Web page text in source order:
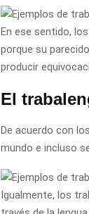
En ese sentido,
porque su
producir
El
De acuerdo con
mundo e incluso
Igualmente, los